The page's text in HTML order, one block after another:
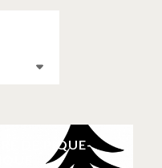
DE PIQUE-